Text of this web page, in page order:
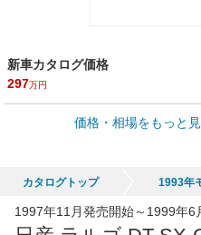
新車カタログ価格
297万円
車買取価格 *
73,850円
価格・相場をもっと
カタログトップ 1993年
1997年11月発売開始～1999年6